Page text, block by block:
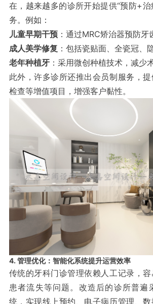
在，越来越多的诊所开始提供“预防+
务。例如：
儿童早期干预：通过MRC矫治器预防牙
成人美学修复 ：包括瓷贴面、全瓷冠、
老年种植牙：采用微创种植技术，减少
此外，许多诊所还推出会员制服务，
检查等增值项目，增强客户黏性。
4. 管理优化：智能化系统提升运营效率
传统的牙科门诊管理依赖人工记录，容
患者流失等问题。改造后的诊所普遍
统，实现线上预约、电子病历管理、